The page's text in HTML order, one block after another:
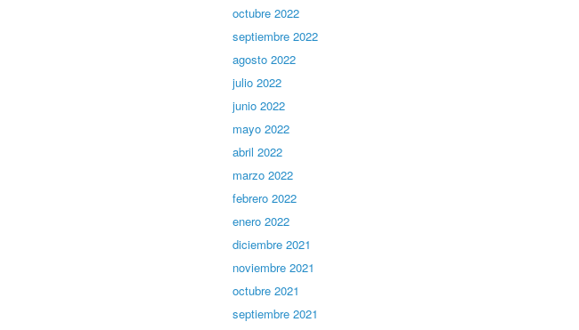
octubre 2022
septiembre 2022
agosto 2022
julio 2022
junio 2022
mayo 2022
abril 2022
marzo 2022
febrero 2022
enero 2022
diciembre 2021
noviembre 2021
octubre 2021
septiembre 2021